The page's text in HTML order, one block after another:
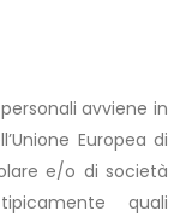
avviene in
Europea di
e/o di società
quali